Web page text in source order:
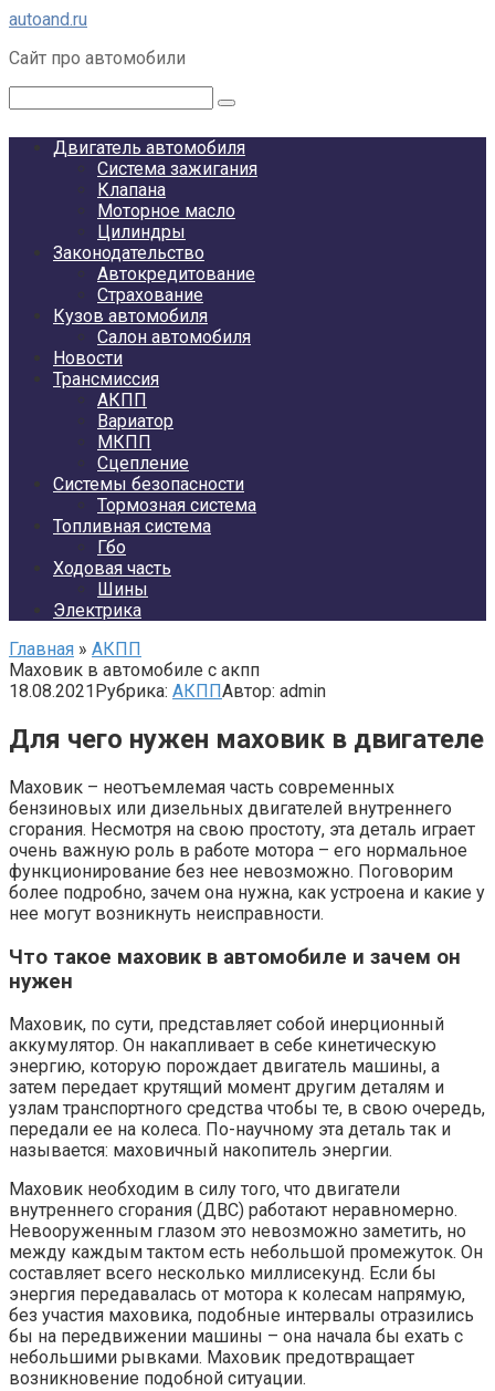
Перейти
контенту
autoand.ru
Сайт про автомобили
Двигатель автомобиля
Система зажигания
Клапана
Моторное масло
Цилиндры
Законодательство
Автокредитование
Страхование
Кузов автомобиля
Салон автомобиля
Новости
Трансмиссия
АКПП
Вариатор
МКПП
Сцепление
Системы безопасности
Тормозная система
Топливная система
Гбо
Ходовая часть
Шины
Электрика
Главная » АКПП
Маховик в автомобиле с акпп
18.08.2021Рубрика: АКППАвтор: admin
Для чего нужен маховик в двигателе
Маховик – неотъемлемая часть современных
бензиновых или дизельных двигателей внутреннего
сгорания. Несмотря на свою простоту, эта деталь играет
очень важную роль в работе мотора – его нормальное
функционирование без нее невозможно. Поговорим
более подробно, зачем она нужна, как устроена и какие у
нее могут возникнуть неисправности.
Что такое маховик в автомобиле и зачем он
нужен
Маховик, по сути, представляет собой инерционный
аккумулятор. Он накапливает в себе кинетическую
энергию, которую порождает двигатель машины, а
затем передает крутящий момент другим деталям и
узлам транспортного средства чтобы те, в свою очередь,
передали ее на колеса. По-научному эта деталь так и
называется: маховичный накопитель энергии.
Маховик необходим в силу того, что двигатели
внутреннего сгорания (ДВС) работают неравномерно.
Невооруженным глазом это невозможно заметить, но
между каждым тактом есть небольшой промежуток. Он
составляет всего несколько миллисекунд. Если бы
энергия передавалась от мотора к колесам напрямую,
без участия маховика, подобные интервалы отразились
бы на передвижении машины – она начала бы ехать с
небольшими рывками. Маховик предотвращает
возникновение подобной ситуации.